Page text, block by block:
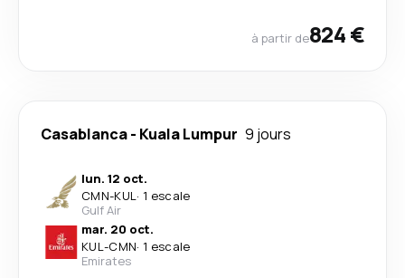
à partir de824 €
Casablanca- Kuala Lumpur 9 jours
lun. 12 oct.
CMN-KUL· 1 escale
Gulf Air
mar. 20 oct.
KUL-CMN· 1 escale
Emirates